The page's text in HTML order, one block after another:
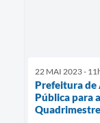
22 MAI 2023 -
Prefeitura de
Pública para